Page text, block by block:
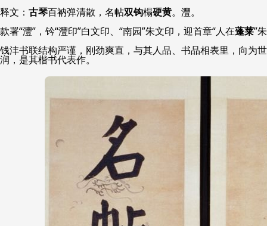
释文： 古琴百衲弹清散，名帖双钩榻硬黄。灃。
款署“灃”，钤“灃印”白文印、“南园”朱文印，迎首章“人在蓬莱”
钱沣书联结构严谨，刚劲爽直，与其人品、书品相表里，向为
润，是其楷书代表作。